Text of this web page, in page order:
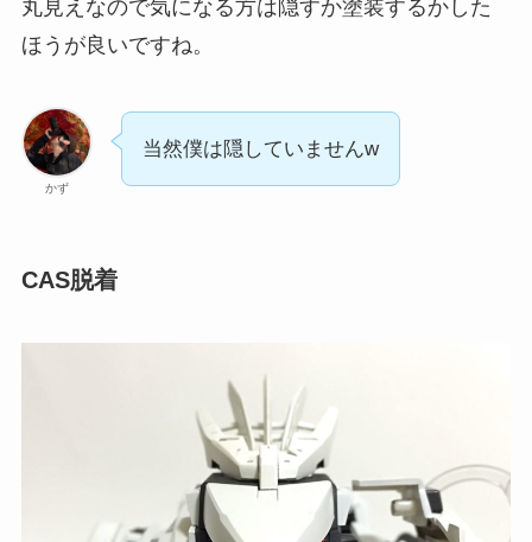
丸見えなので気になる方は隠すか塗装するかした
ほうが良いですね。
かず
当然僕は隠していませんw
CAS脱着